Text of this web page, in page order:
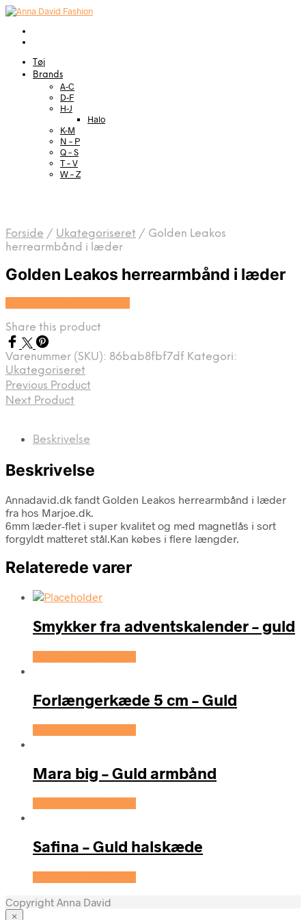
Tøj
Brands
A-C
D-F
H-J
Halo
K-M
N – P
Q – S
T – V
W – Z
Forside / Ukategoriseret / Golden Leakos
herrearmbånd i læder
Golden Leakos herrearmbånd i læder
Share this product
Varenummer (SKU): 86bab8fbf7df Kategori:
Ukategoriseret
Previous Product
Next Product
Beskrivelse
Beskrivelse
Annadavid.dk fandt Golden Leakos herrearmbånd i læder
fra hos Marjoe.dk.
6mm læder-flet i super kvalitet og med magnetlås i sort
forgyldt matteret stål.Kan købes i flere længder.
Relaterede varer
Smykker fra adventskalender – guld
Forlængerkæde 5 cm – Guld
Mara big – Guld armbånd
Safina – Guld halskæde
Copyright Anna David
×